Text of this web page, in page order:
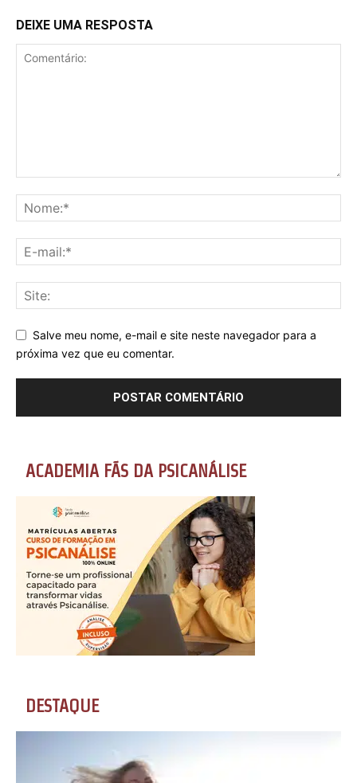
DEIXE UMA RESPOSTA
Salve meu nome, e-mail e site neste navegador para a
próxima vez que eu comentar.
ACADEMIA FÃS DA PSICANÁLISE
DESTAQUE